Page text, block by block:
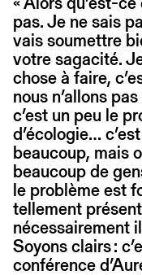
pas. Je ne sais
vais soumettre
votre sagacité.
chose à faire,
nous n’allons
c’est un peu le
d’écologie…
beaucoup, mais
beaucoup de
le problème est
tellement
nécessairement
Soyons clairs :
conférence